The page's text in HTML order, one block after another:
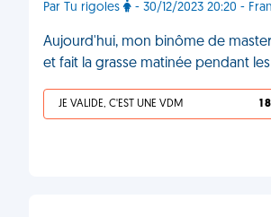
Par Tu rigoles - 30/12/2023 20:20 -
Aujourd'hui, mon binôme de
et fait la grasse matinée pendant
JE VALIDE, C'EST UNE VDM 1